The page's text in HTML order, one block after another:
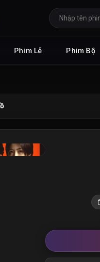
Phim Lẻ Phim Bộ